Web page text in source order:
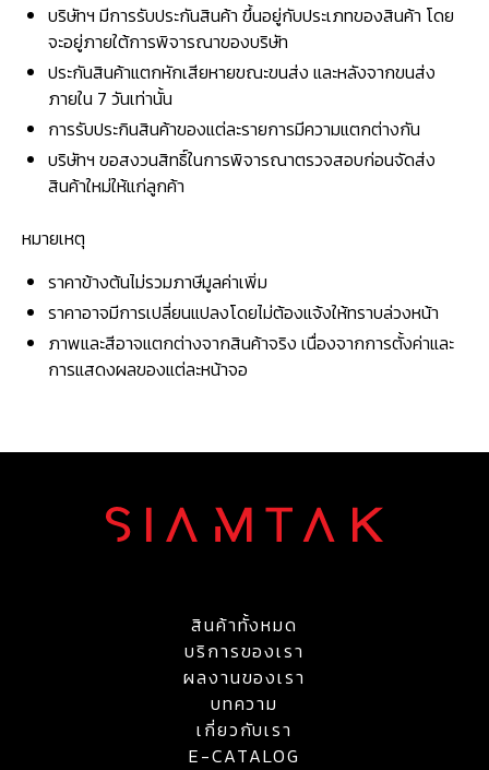
บริษัทฯ มีการรับประกันสินค้า ขึ้นอยู่กับประเภทของสินค้า โดย
จะอยู่ภายใต้การพิจารณาของบริษัท
ประกันสินค้าแตกหักเสียหายขณะขนส่ง และหลังจากขนส่ง
ภายใน 7 วันเท่านั้น
การรับประกินสินค้าของแต่ละรายการมีความแตกต่างกัน
บริษัทฯ ขอสงวนสิทธิ์ในการพิจารณาตรวจสอบก่อนจัดส่ง
สินค้าใหม่ให้แก่ลูกค้า
หมายเหตุ
ราคาข้างต้นไม่รวมภาษีมูลค่าเพิ่ม
ราคาอาจมีการเปลี่ยนแปลงโดยไม่ต้องแจ้งให้ทราบล่วงหน้า
ภาพและสีอาจแตกต่างจากสินค้าจริง เนื่องจากการตั้งค่าและ
การแสดงผลของแต่ละหน้าจอ
สินค้าทั้งหมด
บริการของเรา
ผลงานของเรา
บทความ
เกี่ยวกับเรา
E-CATALOG